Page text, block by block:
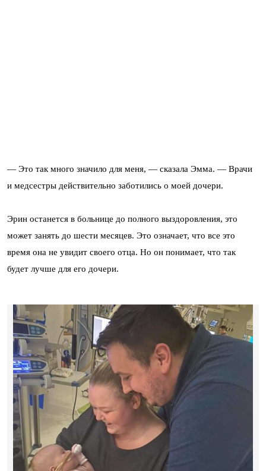
— Это так много значило для меня, — сказала Эмма. — Врачи
и медсестры действительно заботились о моей дочери.
Эрин останется в больнице до полного выздоровления, это
может занять до шести месяцев. Это означает, что все это
время она не увидит своего отца. Но он понимает, что так
будет лучше для его дочери.